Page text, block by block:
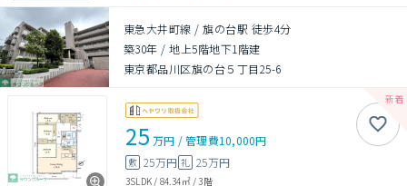
東急大井町線 / 旗の台駅 徒歩4分
築30年 /地上5階地下1階建
東京都品川区旗の台５丁目25-6
25 万円 /管理費10,000円
敷 25万円 礼 25万円
3SLDK / 84.34㎡/3階